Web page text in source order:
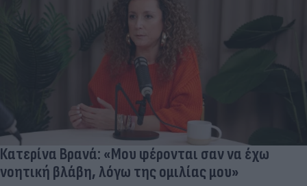
Κατερίνα Βρανά: «Μου φέρονται σαν να έχω
νοητική βλάβη, λόγω της ομιλίας μου»